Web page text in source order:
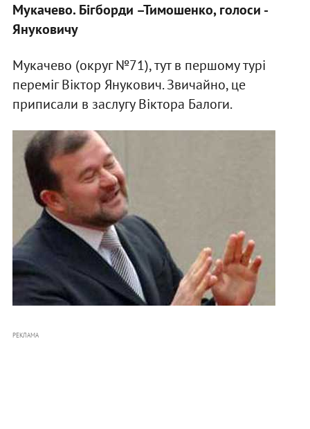
Мукачево. Бігборди –Тимошенко, голоси -
Януковичу
Мукачево (округ №71), тут в першому турі
переміг Віктор Янукович. Звичайно, це
приписали в заслугу Віктора Балоги.
РЕКЛАМА